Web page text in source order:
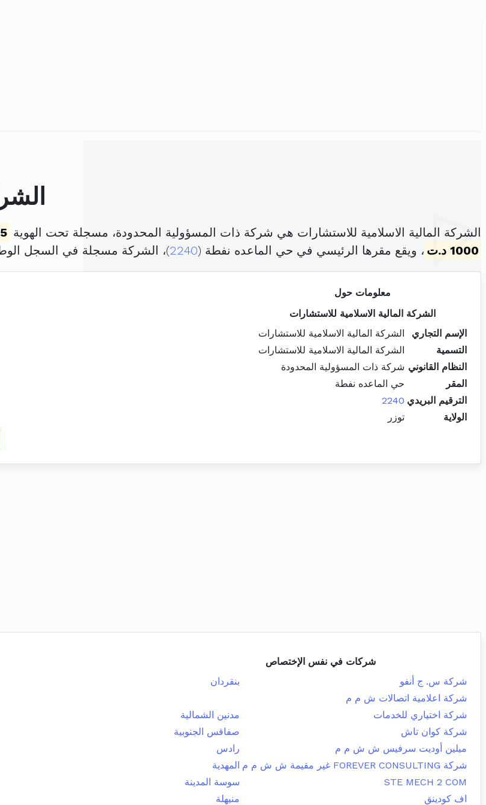
الشركة المالية الاسلامية للاستشارات هي شركة ذات المسؤولية المحدودة، مسجلة تحت الهوية
1000 د.ت
، ويقع مقرها الرئيسي في حي الماعده نفطة (2240)، الشركة مسجلة في السجل
معلومات حول
الشركة المالية الاسلامية للاستشارات
الإسم التجاري
الشركة المالية الاسلامية للاستشارات
التسمية
الشركة المالية الاسلامية للاستشارات
النظام القانوني شركة ذات المسؤولية المحدودة
المقر
حي الماعده نفطة
الترقيم البريدي 2240
الولاية
توزر
شركات في نفس الإختصاص
شركة س. ج أنفو
بنقردان
شركة اعلامية اتصالات ش م م
شركة اختياري للخدمات
مدنين الشمالية
شركة كوان تاش
صفاقس الجنوبية
ميلين أوديت سرفيس ش ش م م
رادس
شركة FOREVER CONSULTING غير مقيمة ش ش م م
المهدية
STE MECH 2 COM
سوسة المدينة
اف كودينق
منيهلة